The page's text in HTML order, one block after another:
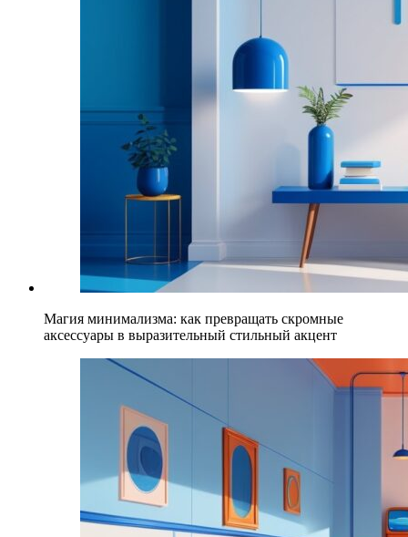
Магия минимализма: как превращать скромные
аксессуары в выразительный стильный акцент